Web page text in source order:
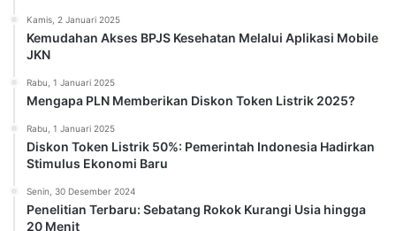
Kamis, 2 Januari 2025
Kemudahan Akses BPJS Kesehatan Melalui Aplikasi Mobile
JKN
Rabu, 1 Januari 2025
Mengapa PLN Memberikan Diskon Token Listrik 2025?
Rabu, 1 Januari 2025
Diskon Token Listrik 50%: Pemerintah Indonesia Hadirkan
Stimulus Ekonomi Baru
Senin, 30 Desember 2024
Penelitian Terbaru: Sebatang Rokok Kurangi Usia hingga
20 Menit